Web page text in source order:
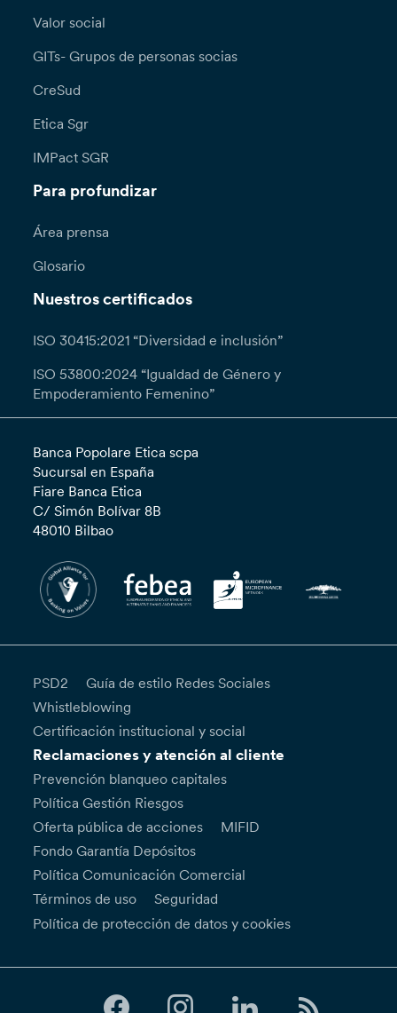
Valor social
GITs- Grupos de personas socias
CreSud
Etica Sgr
IMPact SGR
Para profundizar
Área prensa
Glosario
Nuestros certificados
ISO 30415:2021 “Diversidad e inclusión”
ISO 53800:2024 “Igualdad de Género y
Empoderamiento Femenino”
Banca Popolare Etica scpa
Sucursal en España
Fiare Banca Etica
C/ Simón Bolívar 8B
48010 Bilbao
PSD2
Guía de estilo Redes Sociales
Whistleblowing
Certificación institucional y social
Reclamaciones y atención al cliente
Prevención blanqueo capitales
Política Gestión Riesgos
Oferta pública de acciones
MIFID
Fondo Garantía Depósitos
Política Comunicación Comercial
Términos de uso
Seguridad
Política de protección de datos y cookies